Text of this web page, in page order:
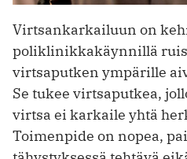
Virtsankarkailuun on
poliklinikkakäynnillä
virtsaputken ympärille
Se tukee virtsaputkea,
virtsa ei karkaile yhtä
Toimenpide on nopea,